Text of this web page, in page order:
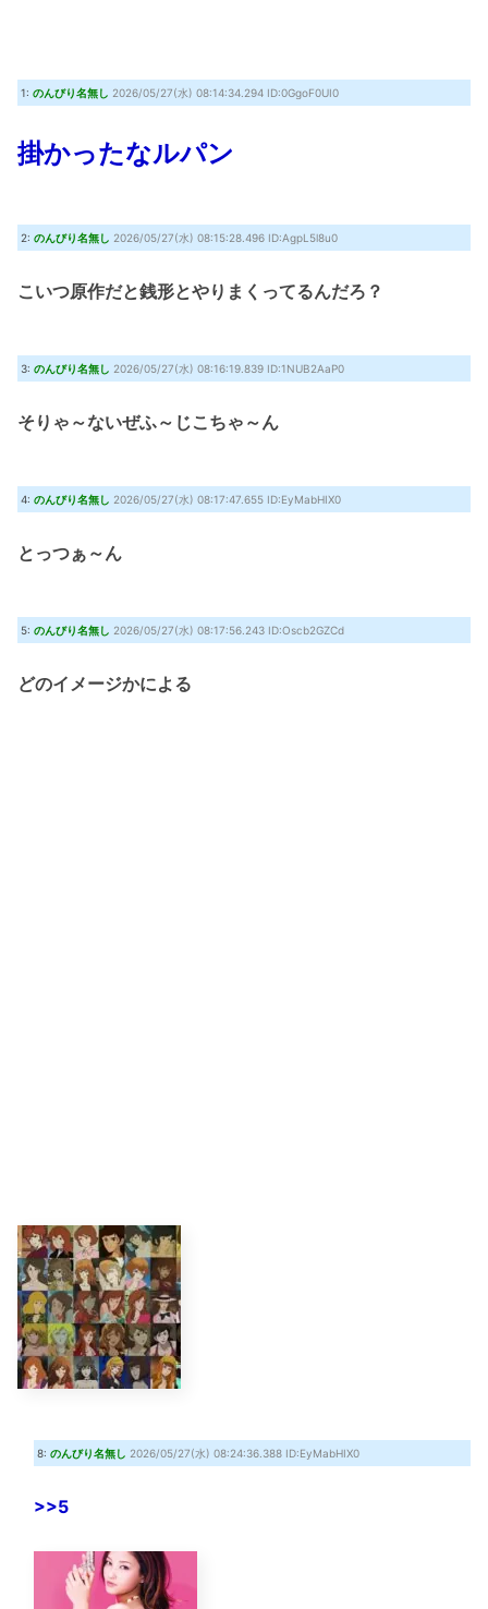
な (8/8 17:35)
ONE PIECE実写化キャスト予想！平野紫耀×今田美桜が話題 (7/30 22:21)
【艦これ】時津風ちゃんの誘い方 他
1: のんびり名無し 2026/05/27(水) 08:14:34.294 ID:0GgoF0UI0
掛かったなルパン
2: のんびり名無し 2026/05/27(水) 08:15:28.496 ID:AgpL5l8u0
こいつ原作だと銭形とやりまくってるんだろ？
3: のんびり名無し 2026/05/27(水) 08:16:19.839 ID:1NUB2AaP0
そりゃ～ないぜふ～じこちゃ～ん
4: のんびり名無し 2026/05/27(水) 08:17:47.655 ID:EyMabHIX0
とっつぁ～ん
5: のんびり名無し 2026/05/27(水) 08:17:56.243 ID:Oscb2GZCd
どのイメージかによる
8: のんびり名無し 2026/05/27(水) 08:24:36.388 ID:EyMabHIX0
>>5